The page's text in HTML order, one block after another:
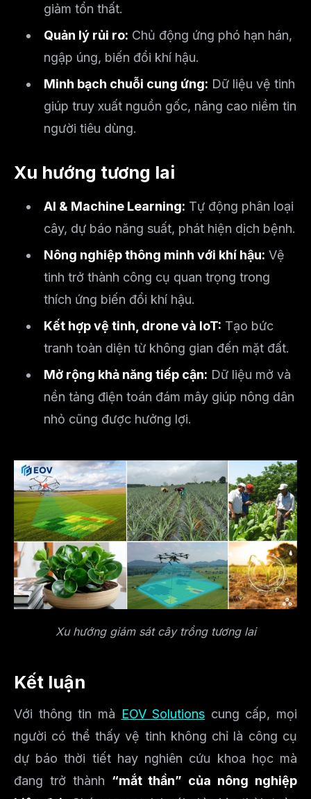
giảm tổn thất.
Quản lý rủi ro: Chủ động ứng phó hạn hán,
ngập úng, biến đổi khí hậu.
Minh bạch chuỗi cung ứng: Dữ liệu vệ tinh
giúp truy xuất nguồn gốc, nâng cao niềm tin
người tiêu dùng.
Xu hướng tương lai
AI & Machine Learning: Tự động phân loại
cây, dự báo năng suất, phát hiện dịch bệnh.
Nông nghiệp thông minh với khí hậu: Vệ
tinh trở thành công cụ quan trọng trong
thích ứng biến đổi khí hậu.
Kết hợp vệ tinh, drone và IoT: Tạo bức
tranh toàn diện từ không gian đến mặt đất.
Mở rộng khả năng tiếp cận: Dữ liệu mở và
nền tảng điện toán đám mây giúp nông dân
nhỏ cũng được hưởng lợi.
Xu hướng giám sát cây trồng tương lai
Kết luận
Với thông tin mà EOV Solutions cung cấp, mọi
người có thể thấy vệ tinh không chỉ là công cụ
dự báo thời tiết hay nghiên cứu khoa học mà
đang trở thành “mắt thần” của nông nghiệp